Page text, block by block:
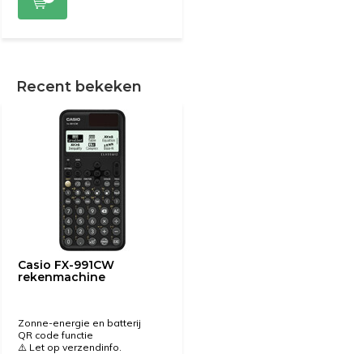
Recent bekeken
Casio FX-991CW
rekenmachine
Zonne-energie en batterij
QR code functie
⚠️ Let op verzendinfo.